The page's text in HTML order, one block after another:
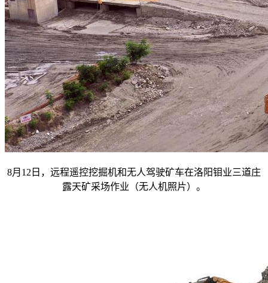
8月12日，远程遥控挖掘机和无人驾驶矿车在洛阳钼业三道庄
露天矿采场作业（无人机照片）。